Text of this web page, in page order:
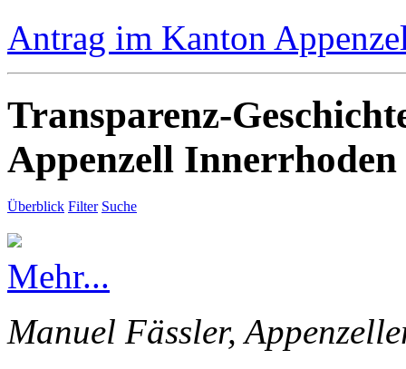
Antrag im Kanton
Transparenz-
Appenzell Innerrhoden
Überblick Filter Suche
Mehr...
Manuel Fässler,